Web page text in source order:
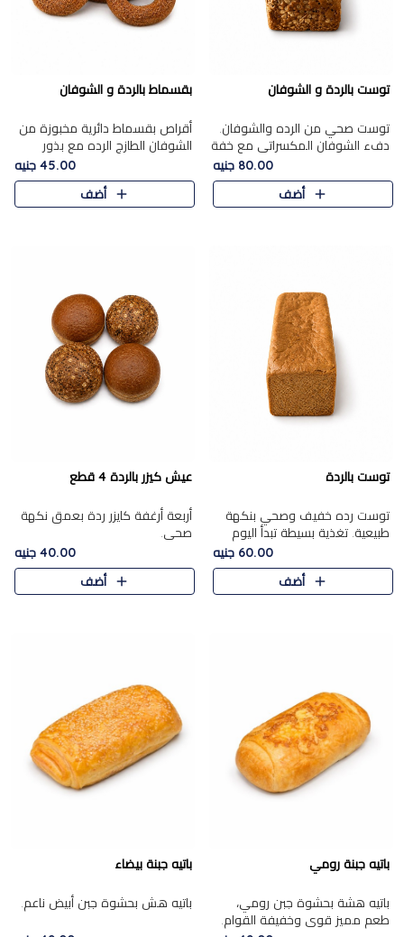
توست بالردة و الشوفان
توست صحي من الرده والشوفان.
دفء الشوفان المكسراتي مع خفة
80.00 جنيه
أضف
بقسماط بالردة و الشوفان
أقراص بقسماط دائرية مخبوزة من
الشوفان الطازج الرده مع بذور
مختارة. قرمشة الحبوب والبذور،
بداية صحية لكل صباح.
45.00 جنيه
أضف
توست بالردة
توست رده خفيف وصحي بنكهة
طبيعية. تغذية بسيطة تبدأ اليوم
60.00 جنيه
أضف
عيش كيزر بالردة 4 قطع
أربعة أرغفة كايزر ردة بعمق نكهة
صحي.
40.00 جنيه
أضف
باتيه جبنة رومي
باتيه هشة بحشوة جبن رومي،
طعم مميز قوي وخفيفة القوام.
باتيه جبنة بيضاء
باتيه هش بحشوة جبن أبيض ناعم.